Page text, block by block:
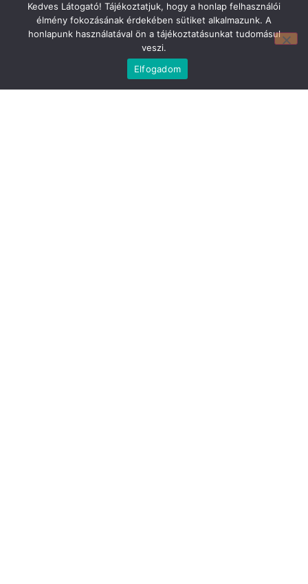
Kedves Látogató! Tájékoztatjuk, hogy a honlap felhasználói
élmény fokozásának érdekében sütiket alkalmazunk. A
honlapunk használatával ön a tájékoztatásunkat tudomásul
veszi.
Elfogadom